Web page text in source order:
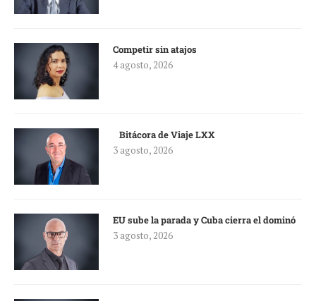
Competir sin atajos
4 agosto, 2026
Bitácora de Viaje LXX
3 agosto, 2026
EU sube la parada y Cuba cierra el dominó
3 agosto, 2026